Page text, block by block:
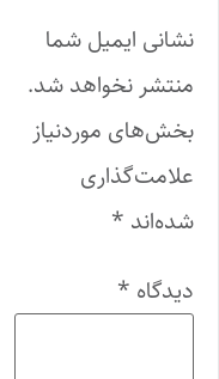
نشانی ایمیل شما
منتشر نخواهد شد.
بخش‌های موردنیاز
علامت‌گذاری
شده‌اند *
دیدگاه *